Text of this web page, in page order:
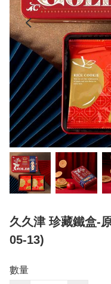
久久津 珍藏鐵盒-
05-13)
數量